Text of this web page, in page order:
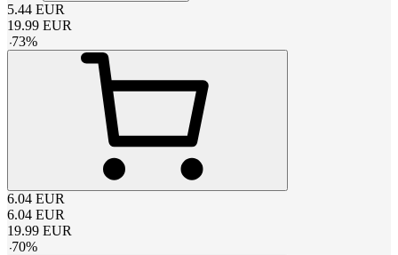
5.44 EUR
19.99 EUR
-73%
6.04 EUR
6.04 EUR
19.99 EUR
-70%